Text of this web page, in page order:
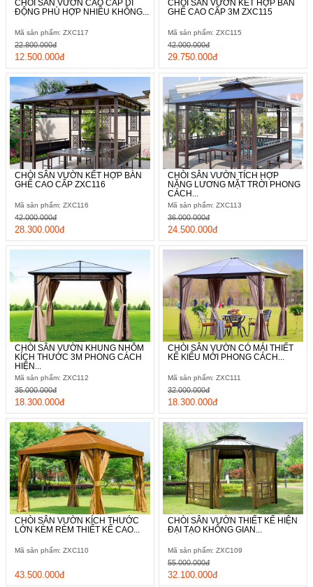
CHÒI SÂN VƯỜN CAO CẤP DI
ĐỘNG PHÙ HỢP NHIỀU KHÔNG...
Mã sản phẩm: ZXC117
12.500.000đ
22.800.000đ
CHÒI SÂN VƯỜN KẾT HỢP BÀN
GHẾ CAO CẤP 3M ZXC115
Mã sản phẩm: ZXC115
29.750.000đ
42.000.000đ
CHÒI SÂN VƯỜN KẾT HỢP BÀN
GHẾ CAO CẤP ZXC116
Mã sản phẩm: ZXC116
28.300.000đ
42.000.000đ
CHÒI SÂN VƯỜN TÍCH HỢP
NĂNG LƯƠNG MẶT TRỜI PHONG
CÁCH...
Mã sản phẩm: ZXC113
24.500.000đ
36.000.000đ
CHÒI SÂN VƯỜN KHUNG NHÔM
KÍCH THƯỚC 3M PHONG CÁCH
HIỆN...
Mã sản phẩm: ZXC112
18.300.000đ
35.000.000đ
CHÒI SÂN VƯỜN CÓ MÁI THIẾT
KẾ KIỂU MỚI PHONG CÁCH...
Mã sản phẩm: ZXC111
18.300.000đ
32.000.000đ
CHÒI SÂN VƯỜN KÍCH THƯỚC
LỚN KÈM RÈM THIẾT KẾ CAO...
Mã sản phẩm: ZXC110
43.500.000đ
CHÒI SÂN VƯỜN THIẾT KẾ HIỆN
ĐẠI TẠO KHÔNG GIAN...
Mã sản phẩm: ZXC109
32.100.000đ
55.000.000đ